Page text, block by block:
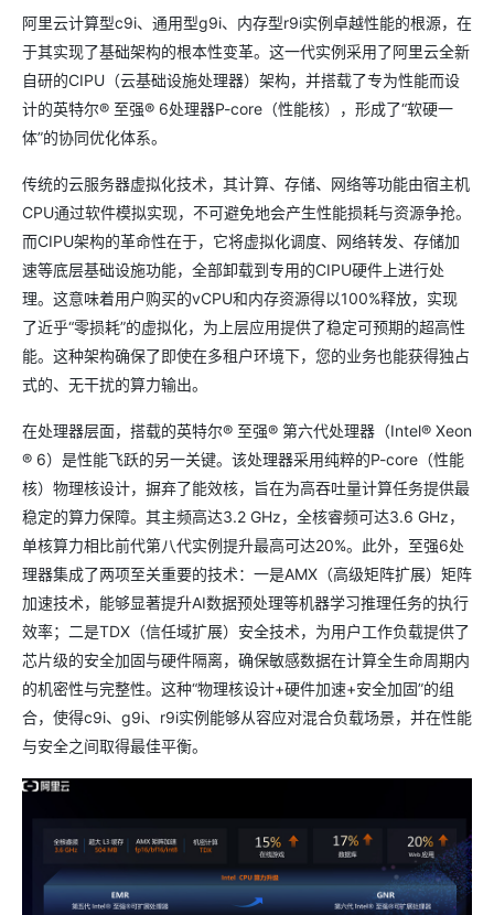
阿里云计算型c9i、通用型g9i、内存型r9i实例卓越性能的根源，在
于其实现了基础架构的根本性变革。这一代实例采用了阿里云全新
自研的CIPU（云基础设施处理器）架构，并搭载了专为性能而设
计的英特尔® 至强® 6处理器P-core（性能核），形成了“软硬一
体”的协同优化体系。
传统的云服务器虚拟化技术，其计算、存储、网络等功能由宿主机
CPU通过软件模拟实现，不可避免地会产生性能损耗与资源争抢。
而CIPU架构的革命性在于，它将虚拟化调度、网络转发、存储加
速等底层基础设施功能，全部卸载到专用的CIPU硬件上进行处
理。这意味着用户购买的vCPU和内存资源得以100%释放，实现
了近乎“零损耗”的虚拟化，为上层应用提供了稳定可预期的超高性
能。这种架构确保了即使在多租户环境下，您的业务也能获得独占
式的、无干扰的算力输出。
在处理器层面，搭载的英特尔® 至强® 第六代处理器（Intel® Xeon
® 6）是性能飞跃的另一关键。该处理器采用纯粹的P-core（性能
核）物理核设计，摒弃了能效核，旨在为高吞吐量计算任务提供最
稳定的算力保障。其主频高达3.2 GHz，全核睿频可达3.6 GHz，
单核算力相比前代第八代实例提升最高可达20%。此外，至强6处
理器集成了两项至关重要的技术：一是AMX（高级矩阵扩展）矩阵
加速技术，能够显著提升AI数据预处理等机器学习推理任务的执行
效率；二是TDX（信任域扩展）安全技术，为用户工作负载提供了
芯片级的安全加固与硬件隔离，确保敏感数据在计算全生命周期内
的机密性与完整性。这种“物理核设计+硬件加速+安全加固”的组
合，使得c9i、g9i、r9i实例能够从容应对混合负载场景，并在性能
与安全之间取得最佳平衡。